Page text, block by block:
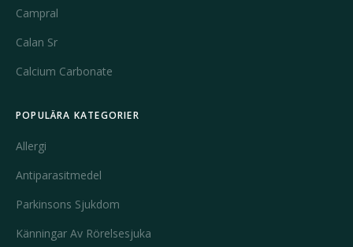
Campral
Calan Sr
Calcium Carbonate
POPULÄRA KATEGORIER
Allergi
Antiparasitmedel
Parkinsons Sjukdom
Känningar Av Rörelsesjuka